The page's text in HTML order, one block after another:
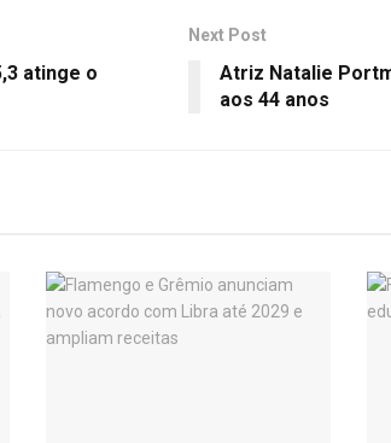
atinge o
Next Post
Atriz Natalie
aos 44 anos